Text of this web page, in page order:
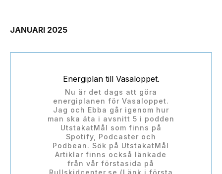
JANUARI 2025
Energiplan till Vasaloppet.
Nu är det dags att göra
energiplanen för Vasaloppet.
Jag och Ebba går igenom hur
man ska äta i avsnitt 5 i podden
UtstakatMål som finns på
Spotify, Podcaster och
Podbean. Sök på UtstakatMål
Artiklar finns också länkade
från vår förstasida på
Rullskidcenter.se (Länk i första